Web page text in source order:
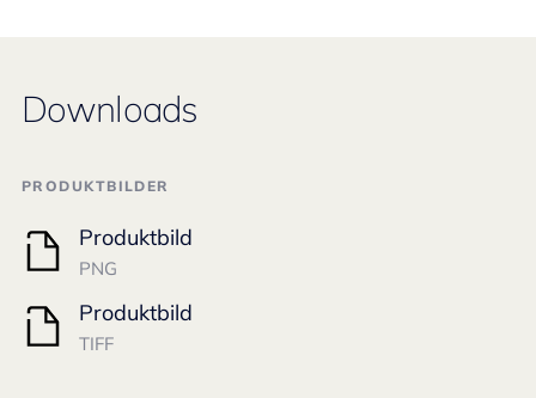
Downloads
PRODUKTBILDER
Produktbild
PNG
Produktbild
TIFF